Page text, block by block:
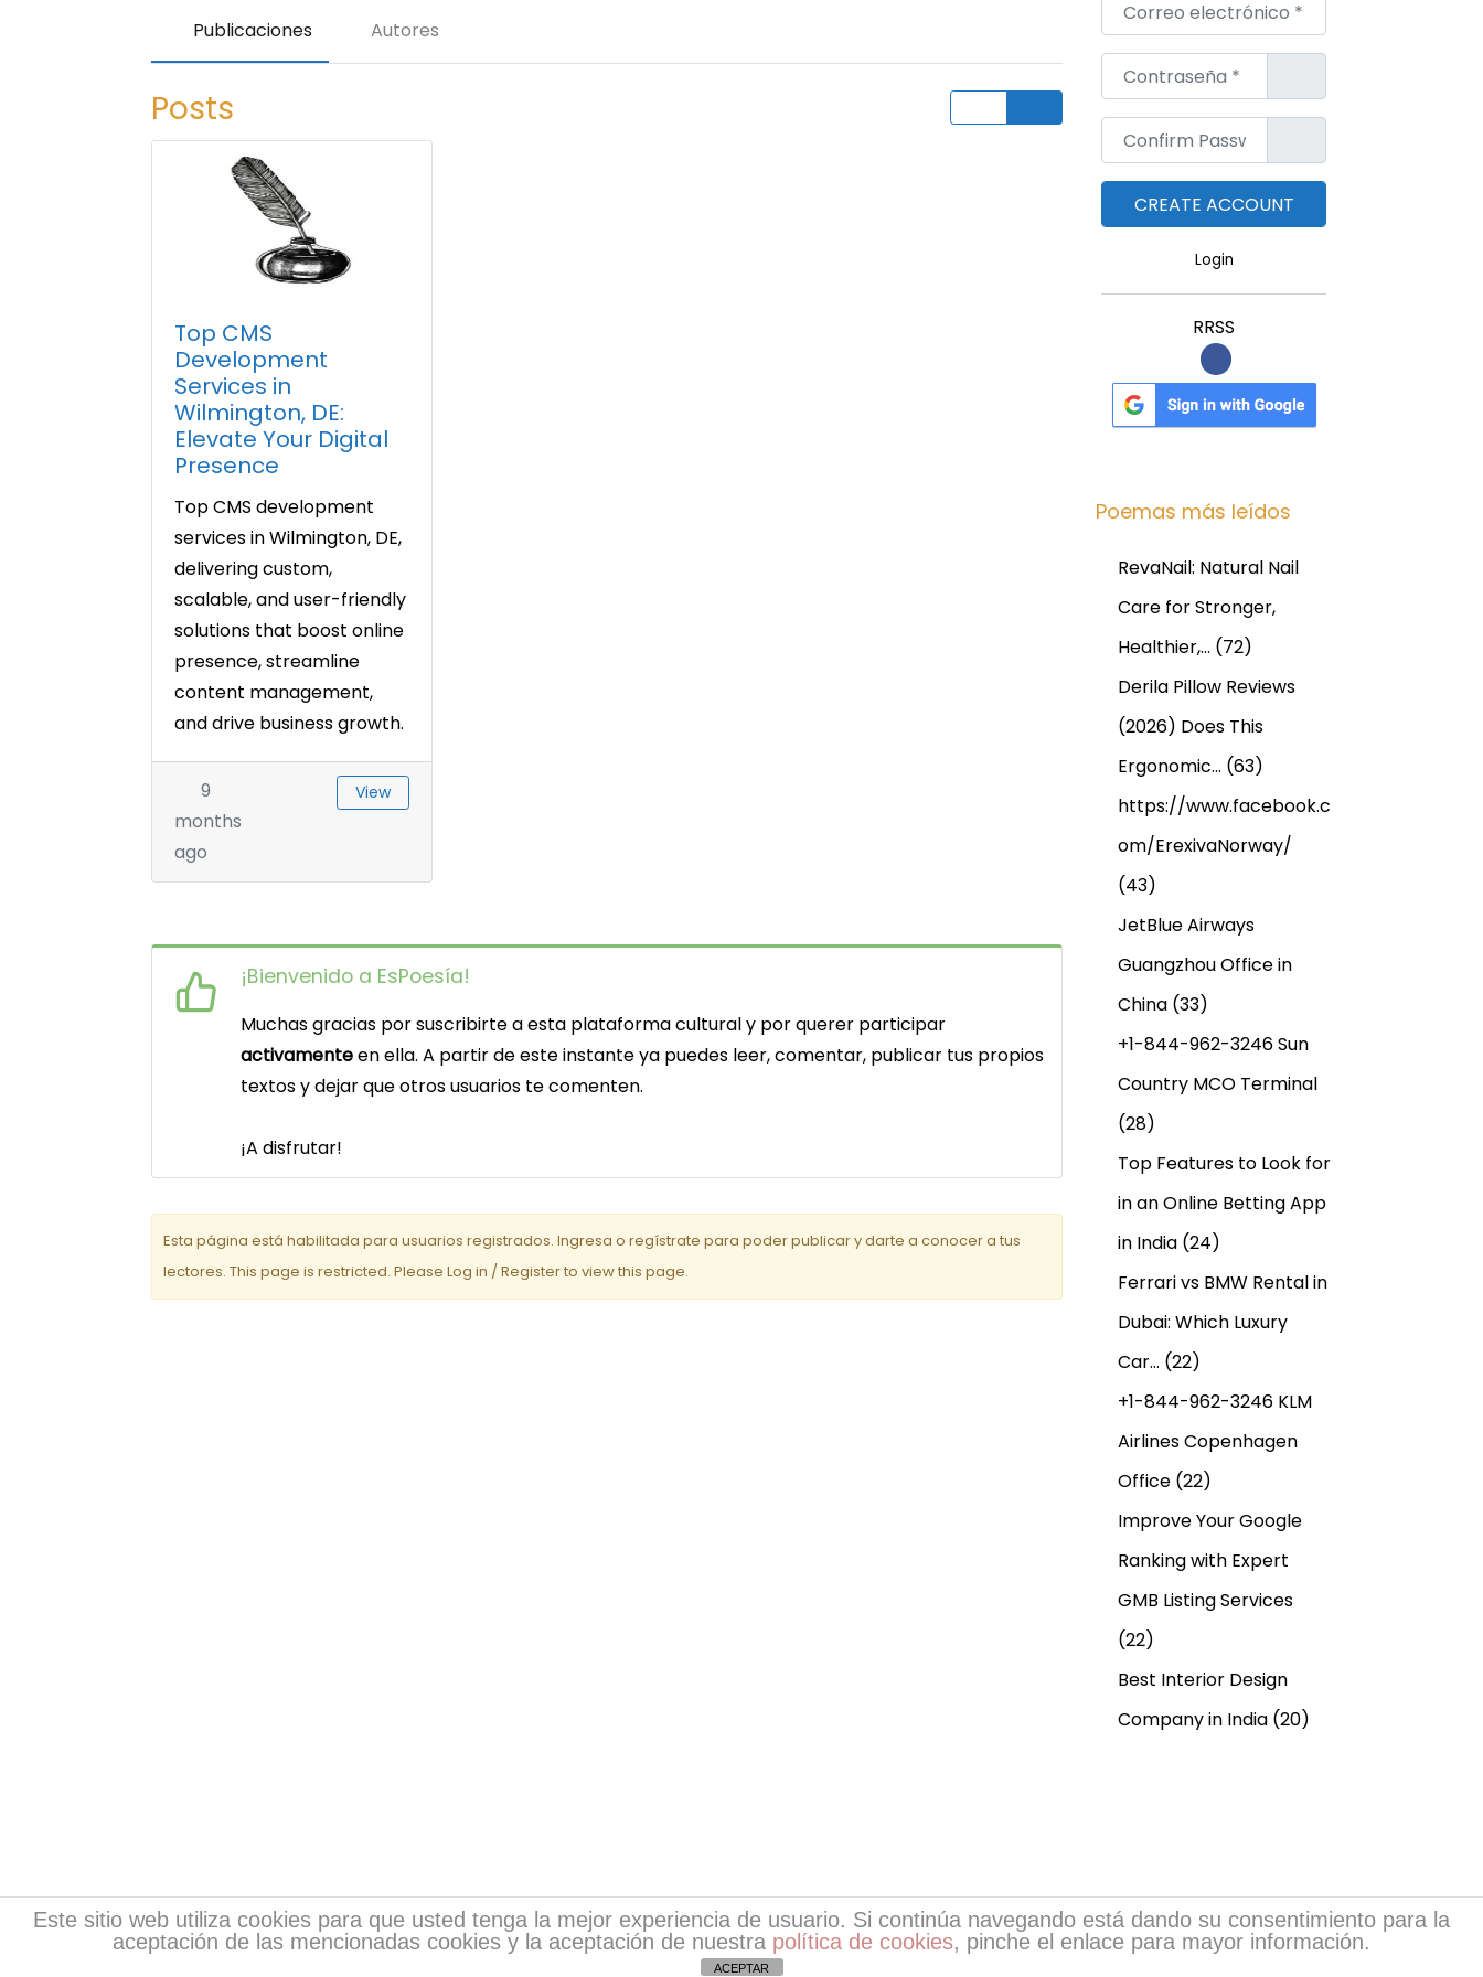
Publicaciones Autores
Posts
Top CMS
Development
Services in
Wilmington, DE:
Elevate Your Digital
Presence
Top CMS development
services in Wilmington, DE,
delivering custom,
scalable, and user-friendly
solutions that boost online
presence, streamline
content management,
and drive business growth.
9
months
ago
View
¡Bienvenido a EsPoesía!
Muchas gracias por suscribirte a esta plataforma cultural y por querer participar
activamenteen ella. A partir de este instante ya puedes leer, comentar, publicar tus propios
textos y dejar que otros usuarios te comenten.
¡A disfrutar!
Esta página está habilitada para usuarios registrados. Ingresa o regístrate para poder publicar y darte a conocer a tus
lectores. This page is restricted. Please Log in / Register to view this page.
Contraseña*
Confirm Password
Login
RRSS
Poemas más leídos
RevaNail: Natural Nail
Care for Stronger,
Healthier,… (72)
Derila Pillow Reviews
(2026) Does This
Ergonomic… (63)
https://www.facebook.c
om/ErexivaNorway/
(43)
JetBlue Airways
Guangzhou Office in
China (33)
+1-844-962-3246 Sun
Country MCO Terminal
(28)
Top Features to Look for
in an Online Betting App
in India (24)
Ferrari vs BMW Rental in
Dubai: Which Luxury
Car… (22)
+1-844-962-3246 KLM
Airlines Copenhagen
Office (22)
Improve Your Google
Ranking with Expert
GMB Listing Services
(22)
Best Interior Design
Company in India (20)
Copyright © 2026Escritores de EsPoesía| Desarrollo de EsPoesia.com
Este sitio web utiliza cookies para que usted tenga la mejor experiencia de usuario. Si continúa navegando está dando su consentimiento para la
aceptación de las mencionadas cookies y la aceptación de nuestra política de cookies, pinche el enlace para mayor información.
ACEPTAR